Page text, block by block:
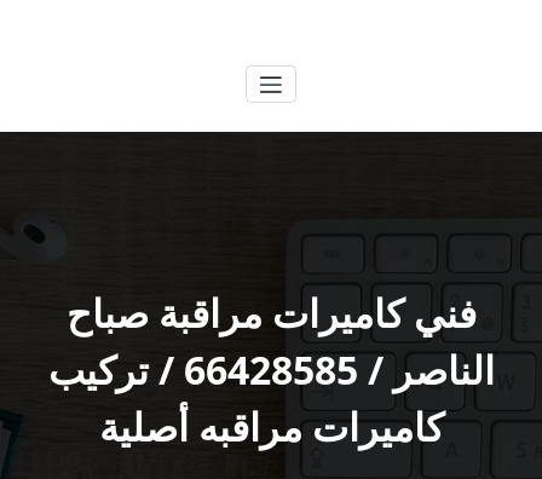
فني كاميرات مراقبة صباح
الناصر / 66428585 / تركيب
كاميرات مراقبه أصلية